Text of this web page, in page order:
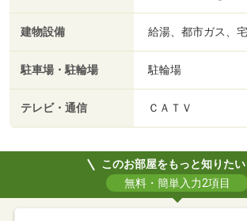
建物設備 給湯、都市ガス、
駐車場・駐輪場 駐輪場
テレビ・通信 ＣＡＴＶ
このお部屋をもっと知りたい
無料・簡単入力2項目